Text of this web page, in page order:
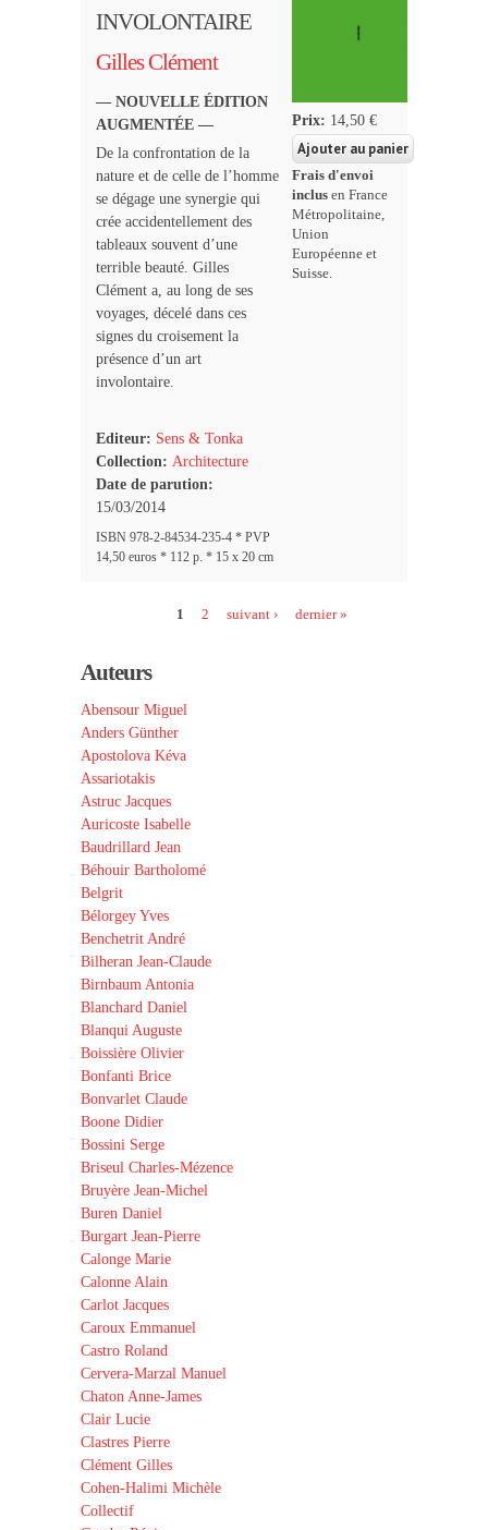
INVOLONTAIRE
Gilles Clément
— NOUVELLE ÉDITION
AUGMENTÉE —
De la confrontation de la
nature et de celle de l’homme
se dégage une synergie qui
crée accidentellement des
tableaux souvent d’une
terrible beauté. Gilles
Clément a, au long de ses
voyages, décelé dans ces
signes du croisement la
présence d’un art
involontaire.
Editeur: Sens & Tonka
Collection: Architecture
Date de parution:
15/03/2014
ISBN 978-2-84534-235-4 * PVP
14,50 euros * 112 p. * 15 x 20 cm
Prix: 14,50 €
Frais d'envoi
inclus en France
Métropolitaine,
Union
Européenne et
Suisse.
1 2 suivant › dernier »
Auteurs
Abensour Miguel
Anders Günther
Apostolova Kéva
Assariotakis
Astruc Jacques
Auricoste Isabelle
Baudrillard Jean
Béhouir Bartholomé
Belgrit
Bélorgey Yves
Benchetrit André
Bilheran Jean-Claude
Birnbaum Antonia
Blanchard Daniel
Blanqui Auguste
Boissière Olivier
Bonfanti Brice
Bonvarlet Claude
Boone Didier
Bossini Serge
Briseul Charles-Mézence
Bruyère Jean-Michel
Buren Daniel
Burgart Jean-Pierre
Calonge Marie
Calonne Alain
Carlot Jacques
Caroux Emmanuel
Castro Roland
Cervera-Marzal Manuel
Chaton Anne-James
Clair Lucie
Clastres Pierre
Clément Gilles
Cohen-Halimi Michèle
Collectif